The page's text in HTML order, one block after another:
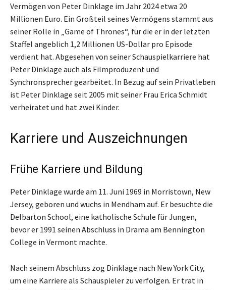
Vermögen von Peter Dinklage im Jahr 2024 etwa 20
Millionen Euro. Ein Großteil seines Vermögens stammt aus
seiner Rolle in „Game of Thrones“, für die er in der letzten
Staffel angeblich 1,2 Millionen US-Dollar pro Episode
verdient hat. Abgesehen von seiner Schauspielkarriere hat
Peter Dinklage auch als Filmproduzent und
Synchronsprecher gearbeitet. In Bezug auf sein Privatleben
ist Peter Dinklage seit 2005 mit seiner Frau Erica Schmidt
verheiratet und hat zwei Kinder.
Karriere und Auszeichnungen
Frühe Karriere und Bildung
Peter Dinklage wurde am 11. Juni 1969 in Morristown, New
Jersey, geboren und wuchs in Mendham auf. Er besuchte die
Delbarton School, eine katholische Schule für Jungen,
bevor er 1991 seinen Abschluss in Drama am Bennington
College in Vermont machte.
Nach seinem Abschluss zog Dinklage nach New York City,
um eine Karriere als Schauspieler zu verfolgen. Er trat in